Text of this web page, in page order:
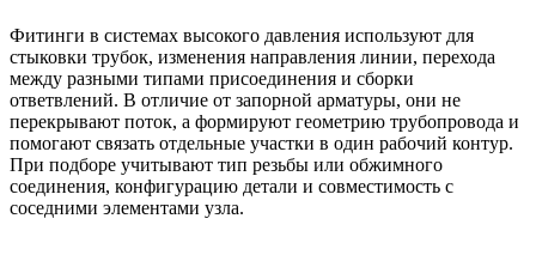
Фитинги в системах высокого давления используют для
стыковки трубок, изменения направления линии, перехода
между разными типами присоединения и сборки
ответвлений. В отличие от запорной арматуры, они не
перекрывают поток, а формируют геометрию трубопровода и
помогают связать отдельные участки в один рабочий контур.
При подборе учитывают тип резьбы или обжимного
соединения, конфигурацию детали и совместимость с
соседними элементами узла.